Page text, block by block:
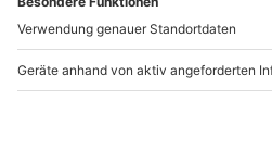
Themenbrunch mit
Übernachtung im
Schloss Rosenburg für